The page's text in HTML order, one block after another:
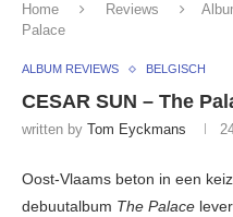
Home Reviews
Palace
ALBUM REVIEWS BELGISCH
CESAR SUN – The
written by Tom Eyckmans
Oost-Vlaams beton in een
debuutalbum The Palace